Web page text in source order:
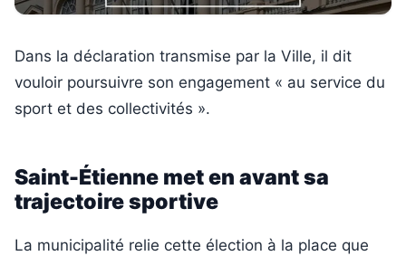
Dans la déclaration transmise par la Ville, il dit
vouloir poursuivre son engagement « au service du
sport et des collectivités ».
Saint-Étienne met en avant sa
trajectoire sportive
La municipalité relie cette élection à la place que